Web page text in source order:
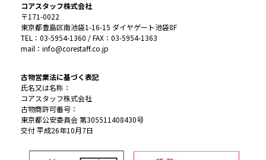
コアスタッフ株式会社
〒171-0022
東京都豊島区南池袋1-16-15 ダイヤゲート池袋8F
TEL：03-5954-1360 / FAX：03-5954-1363
mail：info@corestaff.co.jp
古物営業法に基づく表記
氏名又は名称：
コアスタッフ株式会社
古物商許可番号：
東京都公安委員会 第305511408430号
交付 平成26年10月7日